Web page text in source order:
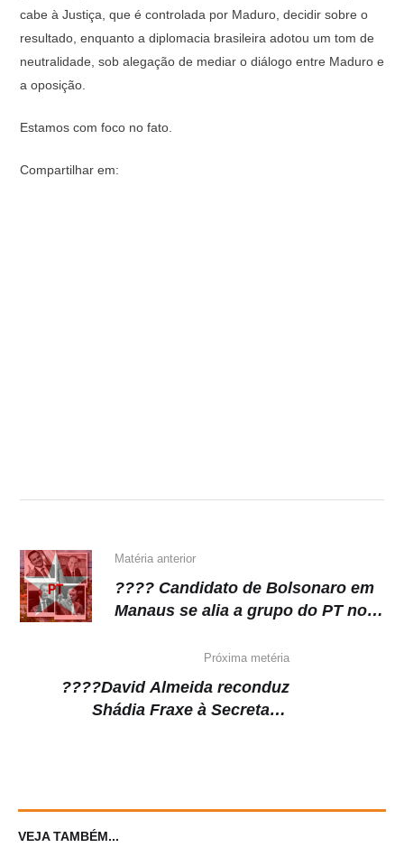
cabe à Justiça, que é controlada por Maduro, decidir sobre o
resultado, enquanto a diplomacia brasileira adotou um tom de
neutralidade, sob alegação de mediar o diálogo entre Maduro e
a oposição.
Estamos com foco no fato.
Compartilhar em:
Matéria anterior
???? Candidato de Bolsonaro em
Manaus se alia a grupo do PT no
Próxima metéria
????David Almeida reconduz
Shádia Fraxe à Secretaria
VEJA TAMBÉM...